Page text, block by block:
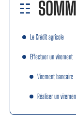
Le Crédit agricole
Effectuer un virement
Virement bancaire
Réaliser un